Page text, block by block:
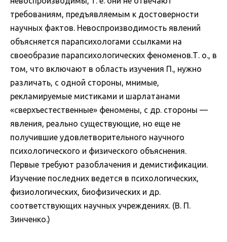
требованиям, предъявляемым к достоверности
научных фактов. Невоспроизводимость явлений
объясняется парапсихологами ссылками на
своеобразие парапсихологических феноменов.Т. о., в
том, что включают в область изучения П., нужно
различать, с одной стороны, мнимые,
рекламируемые мистиками и шарлатанами
«сверхъестественные» феномены, с др. стороны —
явления, реально существующие, но еще не
получившие удовлетворительного научного
психологического и физического объяснения.
Первые требуют разоблачения и демистификации.
Изучение последних ведется в психологических,
физиологических, биофизических и др.
соответствующих научных учреждениях. (В. П.
Зинченко.)